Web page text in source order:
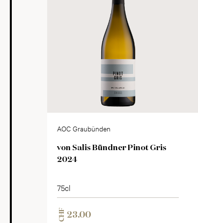
AOC Graubünden
von Salis Bündner Pinot Gris
2024
75cl
CHF 23.00